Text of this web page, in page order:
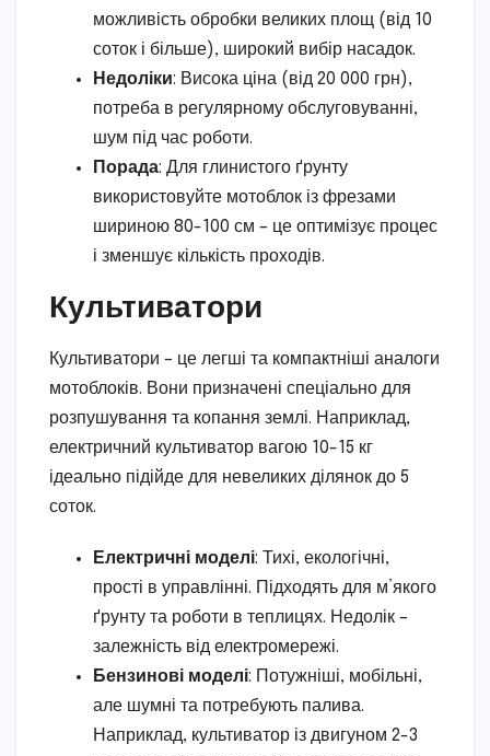
можливість обробки великих площ (від 10
соток і більше), широкий вибір насадок.
Недоліки: Висока ціна (від 20 000 грн),
потреба в регулярному обслуговуванні,
шум під час роботи.
Порада: Для глинистого ґрунту
використовуйте мотоблок із фрезами
шириною 80-100 см – це оптимізує процес
і зменшує кількість проходів.
Культиватори
Культиватори – це легші та компактніші аналоги
мотоблоків. Вони призначені спеціально для
розпушування та копання землі. Наприклад,
електричний культиватор вагою 10-15 кг
ідеально підійде для невеликих ділянок до 5
соток.
Електричні моделі: Тихі, екологічні,
прості в управлінні. Підходять для м’якого
ґрунту та роботи в теплицях. Недолік –
залежність від електромережі.
Бензинові моделі: Потужніші, мобільні,
але шумні та потребують палива.
Наприклад, культиватор із двигуном 2-3